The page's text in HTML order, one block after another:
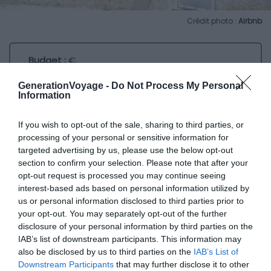
GenerationVoyage - Do Not Process My Personal
Information
If you wish to opt-out of the sale, sharing to third parties, or
processing of your personal or sensitive information for
targeted advertising by us, please use the below opt-out
section to confirm your selection. Please note that after your
opt-out request is processed you may continue seeing
interest-based ads based on personal information utilized by
us or personal information disclosed to third parties prior to
your opt-out. You may separately opt-out of the further
disclosure of your personal information by third parties on the
IAB’s list of downstream participants. This information may
also be disclosed by us to third parties on the IAB’s List of
Downstream Participants that may further disclose it to other
Crédit photo : Airbnb
Budget :€
découvrir ce splendide Airbnb à Cahors. Idéal pour un
couple, cette maison spacieuse est un cocon parfait
pour un séjour dans le Lot. D’autant plus qu’à l’extérieur,
une piscine vous offrira la possibilité de vous rafraîchir
après une journée de visite.
Prenez également l’apéritif en terrasse, pour profiter du
coucher du soleil.